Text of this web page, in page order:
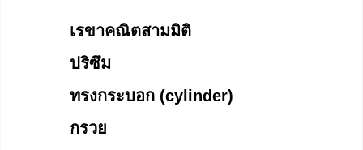
เรขาคณิตสามมิติ
ปริซึม
ทรงกระบอก (cylinder)
กรวย